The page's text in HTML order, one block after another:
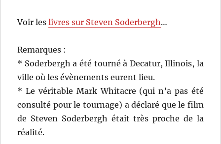
Voir leslivres sur Steven Soderbergh…
Remarques :
* Soderbergh a été tourné à Decatur, Illinois, la
ville où les évènements eurent lieu.
* Le véritable Mark Whitacre (qui n’a pas été
consulté pour le tournage) a déclaré que le film
de Steven Soderbergh était très proche de la
réalité.